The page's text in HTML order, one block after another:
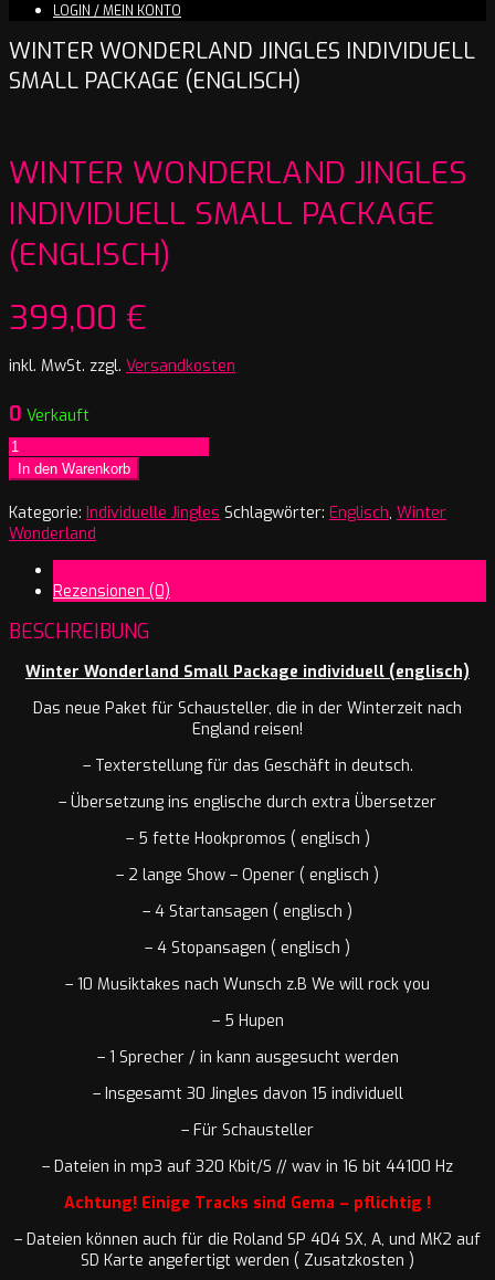
LOGIN / MEIN KONTO
WINTER WONDERLAND JINGLES INDIVIDUELL
SMALL PACKAGE (ENGLISCH)
WINTER WONDERLAND JINGLES
INDIVIDUELL SMALL PACKAGE
(ENGLISCH)
399,00 €
inkl. MwSt. zzgl. Versandkosten
0 Verkauft
Winter
Wonderland
Jingles
individuell
Small
(englisch)
Menge
In den Warenkorb
Kategorie: Individuelle Jingles Schlagwörter: Englisch, Winter
Wonderland
Rezensionen (0)
BESCHREIBUNG
Winter Wonderland Small Package individuell (englisch)
Das neue Paket für Schausteller, die in der Winterzeit nach
England reisen!
– Texterstellung für das Geschäft in deutsch.
– Übersetzung ins englische durch extra Übersetzer
– 5 fette Hookpromos ( englisch )
– 2 lange Show – Opener ( englisch )
– 4 Startansagen ( englisch )
– 4 Stopansagen ( englisch )
– 10 Musiktakes nach Wunsch z.B We will rock you
– 5 Hupen
– 1 Sprecher / in kann ausgesucht werden
– Insgesamt 30 Jingles davon 15 individuell
– Für Schausteller
– Dateien in mp3 auf 320 Kbit/S // wav in 16 bit 44100 Hz
Achtung! Einige Tracks sind Gema – pflichtig !
– Dateien können auch für die Roland SP 404 SX, A, und MK2 auf
SD Karte angefertigt werden ( Zusatzkosten )